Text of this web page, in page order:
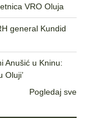
VRO Oluja
general Kundid
Anušić u Kninu:
Oluji’
Pogledaj sve